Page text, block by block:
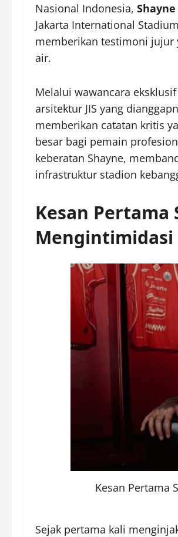
Nasional Indonesia,
Jakarta International
memberikan testimoni jujur
air.
Melalui wawancara
arsitektur JIS yang
memberikan catatan kritis
besar bagi pemain
keberatan Shayne,
infrastruktur stadion
Kesan
Mengintimidasi
Kesan Pertama
Sejak pertama kali